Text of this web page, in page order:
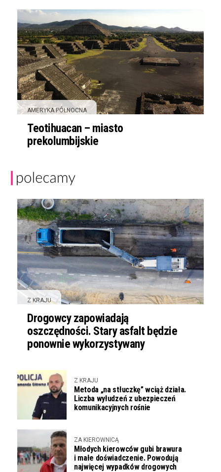
AMERYKA PÓŁNOCNA
Teotihuacan – miasto
prekolumbijskie
Z KRAJU
Drogowcy zapowiadają
oszczędności. Stary asfalt będzie
ponownie wykorzystywany
Z KRAJU
Metoda „na stłuczkę” wciąż działa.
Liczba wyłudzeń z ubezpieczeń
komunikacyjnych rośnie
ZA KIEROWNICĄ
Młodych kierowców gubi brawura
i małe doświadczenie. Powodują
najwięcej wypadków drogowych